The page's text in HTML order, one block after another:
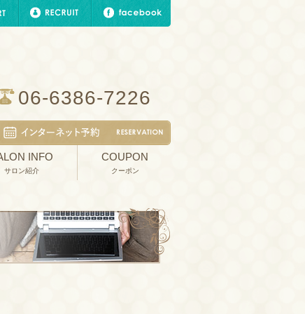
06-6386-7226
INFO
サロン紹介
COUPON
クーポン